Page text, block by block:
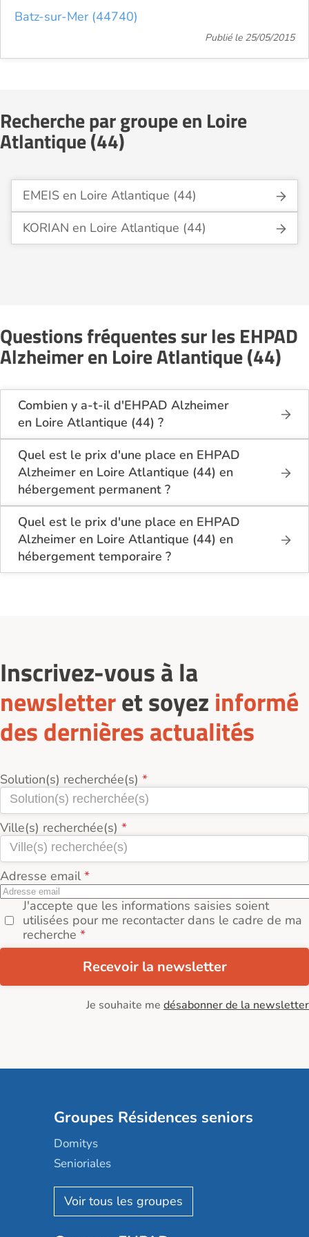
Batz-sur-Mer (44740)
Publié le 25/05/2015
Recherche par groupe en Loire
Atlantique (44)
EMEIS en Loire Atlantique (44)
KORIAN en Loire Atlantique (44)
Questions fréquentes sur les EHPAD
Alzheimer en Loire Atlantique (44)
Combien y a-t-il d'EHPAD Alzheimer
en Loire Atlantique (44) ?
Sur le site Logement-seniors.com, on recense
actuellement 12 EHPAD Alzheimer en Loire
Atlantique (44).
Quel est le prix d'une place en EHPAD
Alzheimer en Loire Atlantique (44) en
hébergement permanent ?
En hébergement permanent, le coût d'une chambre
simple en EHPAD Alzheimer en Loire Atlantique
(44) se situe entre 1 650€ et 3 277€ par mois.
Pour une chambre double, les prix varient de 1
650€ à 3 060€ par personne et par mois.
de 2 474€ par mois, et 2 387€ / pers. par mois pour
une chambre double.
Quel est le prix d'une place en EHPAD
Alzheimer en Loire Atlantique (44) en
hébergement temporaire ?
En hébergement temporaire, le tarif minimum en
Inscrivez-vous à la
newsletteret soyez informé
des dernières actualités
Solution(s) recherchée(s)
Ville(s) recherchée(s)
Adresse email
J'accepte que les informations saisies soient
utilisées pour me recontacter dans le cadre de ma
recherche
Recevoir la newsletter
Je souhaite me désabonner de la newsletter
Groupes Résidences seniors
Domitys
Senioriales
Nohée
Les Résidentiels